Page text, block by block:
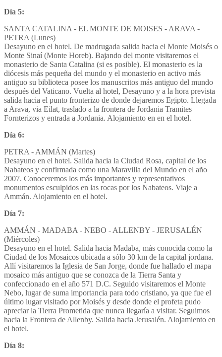
Día 5:
SANTA CATALINA - EL MONTE DE MOISES - ARAVA -
PETRA (Lunes)
Desayuno en el hotel. De madrugada salida hacia el Monte Moisés o
Monte Sinaí (Monte Horeb). Bajando del monte visitaremos el
monasterio de Santa Catalina (si es posible). El monasterio es la
diócesis más pequeña del mundo y el monasterio en activo más
antiguo su biblioteca posee los manuscritos más antiguo del mundo
después del Vaticano. Vuelta al hotel, Desayuno y a la hora prevista
salida hacia el punto fronterizo de donde dejaremos Egipto. Llegada
a Arava, via Eilat, traslado a la frontera de Jordania Tramites
Fornterizos y entrada a Jordania. Alojamiento en en el hotel.
Día 6:
PETRA - AMMÁN (Martes)
Desayuno en el hotel. Salida hacia la Ciudad Rosa, capital de los
Nabateos y confirmada como una Maravilla del Mundo en el año
2007. Conoceremos los más importantes y representativos
monumentos esculpidos en las rocas por los Nabateos. Viaje a
Ammán. Alojamiento en el hotel.
Día 7:
AMMÁN - MADABA - NEBO - ALLENBY - JERUSALÉN
(Miércoles)
Desayuno en el hotel. Salida hacia Madaba, más conocida como la
Ciudad de los Mosaicos ubicada a sólo 30 km de la capital jordana.
Allí visitaremos la Iglesia de San Jorge, donde fue hallado el mapa
mosaico más antiguo que se conozca de la Tierra Santa y
confeccionado en el año 571 D.C. Seguido visitaremos el Monte
Nebo, lugar de suma importancia para todo cristiano, ya que fue el
último lugar visitado por Moisés y desde donde el profeta pudo
apreciar la Tierra Prometida que nunca llegaría a visitar. Seguimos
hacia la Frontera de Allenby. Salida hacia Jerusalén. Alojamiento en
el hotel.
Día 8: